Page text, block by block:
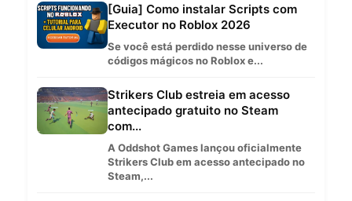
[Guia] Como instalar Scripts com
Executor no Roblox 2026
Se você está perdido nesse universo de
códigos mágicos no Roblox e...
Strikers Club estreia em acesso
antecipado gratuito no Steam
com...
A Oddshot Games lançou oficialmente
Strikers Club em acesso antecipado no
Steam,...